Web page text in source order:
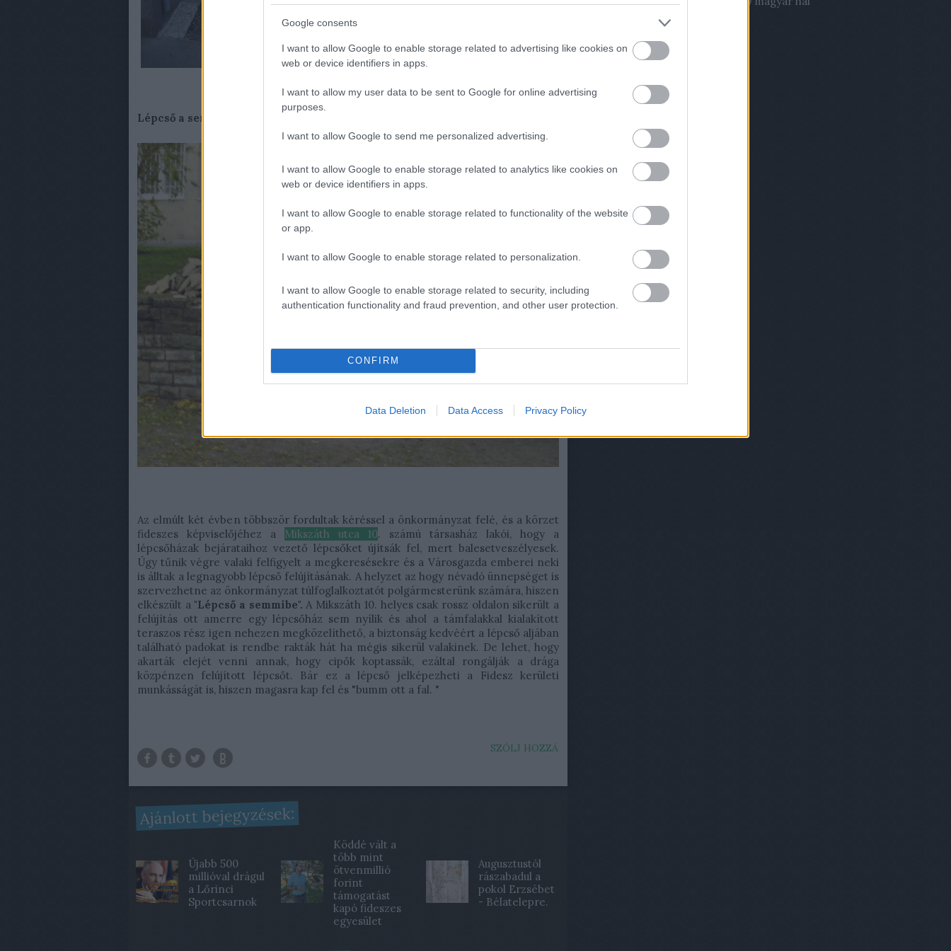
Google consents
I want to allow Google to enable storage related to advertising like cookies on
web or device identifiers in apps.
I want to allow my user data to be sent to Google for online advertising
purposes.
I want to allow Google to send me personalized advertising.
I want to allow Google to enable storage related to analytics like cookies on
web or device identifiers in apps.
I want to allow Google to enable storage related to functionality of the website
or app.
I want to allow Google to enable storage related to personalization.
I want to allow Google to enable storage related to security, including
authentication functionality and fraud prevention, and other user protection.
CONFIRM
Data Deletion Data Access Privacy Policy
Lépcső a semmibe. Ilyet legutóbb Kínában láttunk.
Az elmúlt két évben többször fordultak kéréssel a önkormányzat felé, és a körzet
fideszes képviselőjéhez a Mikszáth utca 10. számú társasház lakói, hogy a
lépcsőházak bejárataihoz vezető lépcsőket újítsák fel, mert balesetveszélyesek.
Úgy tűnik végre valaki felfigyelt a megkeresésekre és a Városgazda emberei neki
is álltak a legnagyobb lépcső felújításának. A helyzet az hogy névadó ünnepséget is
szervezhetne az önkormányzat túlfoglalkoztatót polgármesterünk számára, hiszen
elkészült a "Lépcső a semmibe". A Mikszáth 10. helyes csak rossz oldalon sikerült a
felújítás ott amerre egy lépcsőház sem nyílik és ahol a támfalakkal kialakított
teraszos rész igen nehezen megközelíthető, a biztonság kedvéért a lépcső aljában
található padokat is rendbe rakták hát ha mégis sikerül valakinek. De lehet, hogy
akarták elejét venni annak, hogy cipők koptassák, ezáltal rongálják a drága
közpénzen felújított lépcsőt. Bár ez a lépcső jelképezheti a Fidesz kerületi
munkásságát is, hiszen magasra kap fel és "bumm ott a fal. "
SZÓLJ HOZZÁ
Ajánlott bejegyzések:
Újabb 500
millióval drágul
a Lőrinci
Sportcsarnok
Köddé vált a
több mint
ötvenmillió
forint
támogatást
kapó fideszes
egyesület
Augusztustól
rászabadul a
pokol Erzsébet
- Bélatelepre.
Archívum
2019 szeptember
2019 augusztus
2018 december
2018 november
2018 október
2018 szeptember
2018 március
2018 február
Feedek
RSS 2.0
bejegyzések,kommentek